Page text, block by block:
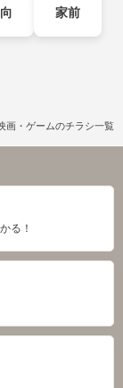
家前
画・ゲームのチラシ一覧
る！